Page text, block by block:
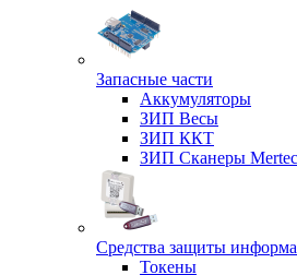
Запасные части
Аккумуляторы
ЗИП Весы
ЗИП ККТ
ЗИП Сканеры
Средства защиты
Токены